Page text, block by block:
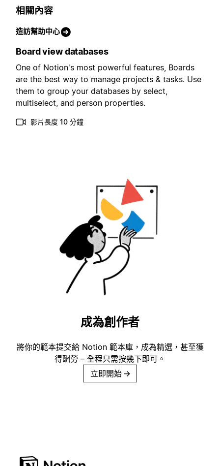
相關內容
造訪幫助中心
Board view databases
One of Notion's most powerful features, Boards
are the best way to manage projects & tasks. Use
them to group your databases by select,
multiselect, and person properties.
影片長度 10 分鐘
成為創作者
將你的範本提交給 Notion 範本庫，成為精選，甚至獲
得酬勞 – 全程只需按幾下即可。
立即開始 →